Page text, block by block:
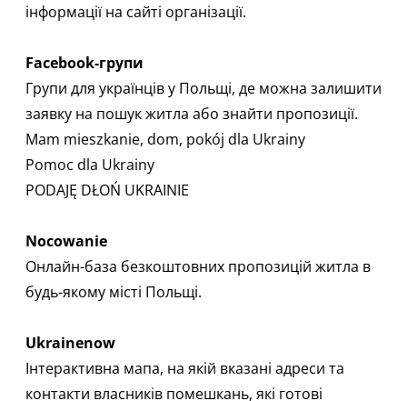
інформаціїна сайті організації.
Facebook-групи
Групи для українців у Польщі, де можна залишити
заявку на пошук житла або знайти пропозиції.
Mam mieszkanie, dom, pokój dla Ukrainy
Pomoc dla Ukrainy
PODAJĘ DŁOŃ UKRAINIE
Nocowanie
Онлайн-база безкоштовних пропозицій житла в
будь-якому місті Польщі.
Ukrainenow
Інтерактивна мапа, на якій вказані адреси та
контакти власників помешкань, які готові